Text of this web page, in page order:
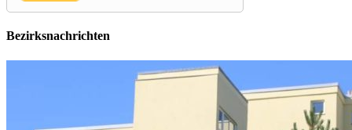
Bezirksnachrichten